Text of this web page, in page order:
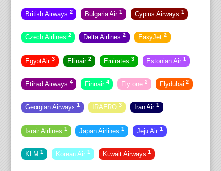
British Airways 2 Bulgaria Air 1 Cyprus Airways 1
Czech Airlines 2 Delta Airlines 2 EasyJet 2
EgyptAir 3 Ellinair 2 Emirates 3 Estonian Air 1
Etihad Airways 4 Finnair 4 Fly one 2 Flydubai 2
Georgian Airways 1 IRAERO 3 Iran Air 1
Israir Airlines 1 Japan Airlines 1 Jeju Air 1
KLM 1 Korean Air 1 Kuwait Airways 1